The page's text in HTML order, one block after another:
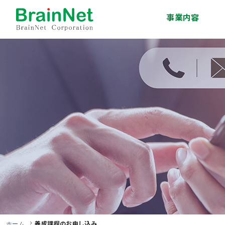
事業内容
システム開発事業
インフラサービス事
移動体通信事業
エンジニア派遣・人
材紹介事業
技術研修事業
ソリューション事業
ホーム 養成課程のお申し込み